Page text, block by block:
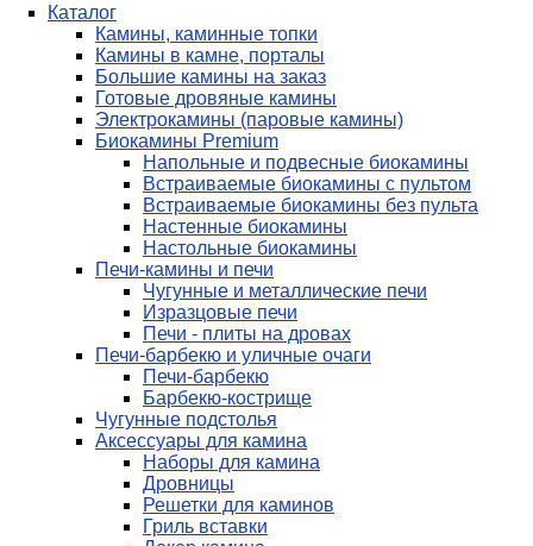
Каталог
Камины, каминные топки
Камины в камне, порталы
Большие камины на заказ
Готовые дровяные камины
Электрокамины (паровые камины)
Биокамины Premium
Напольные и подвесные биокамины
Встраиваемые биокамины с пультом
Встраиваемые биокамины без пульта
Настенные биокамины
Настольные биокамины
Печи-камины и печи
Чугунные и металлические печи
Изразцовые печи
Печи - плиты на дровах
Печи-барбекю и уличные очаги
Печи-барбекю
Барбекю-кострище
Чугунные подстолья
Аксессуары для камина
Наборы для камина
Дровницы
Решетки для каминов
Гриль вставки